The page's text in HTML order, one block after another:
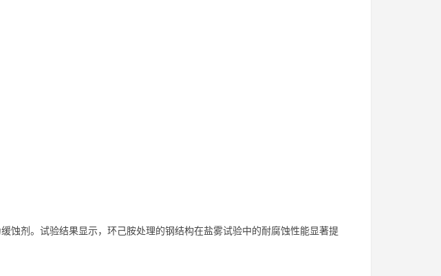
蚀剂。试验结果显示，环己胺处理的钢结构在盐雾试验中的耐腐蚀性能显著提